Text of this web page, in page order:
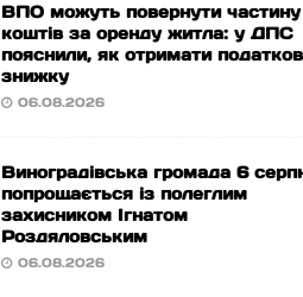
ВПО можуть повернути частину
коштів за оренду житла: у ДПС
пояснили, як отримати
знижку
06.08.2026
Виноградівська громада 6
попрощається із полеглим
захисником Ігнатом
Роздяловським
06.08.2026